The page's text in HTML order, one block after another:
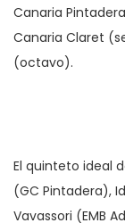
Canaria
Canaria Claret
(octavo).
El quinteto ideal
(GC Pintadera),
Vavassori (EMB